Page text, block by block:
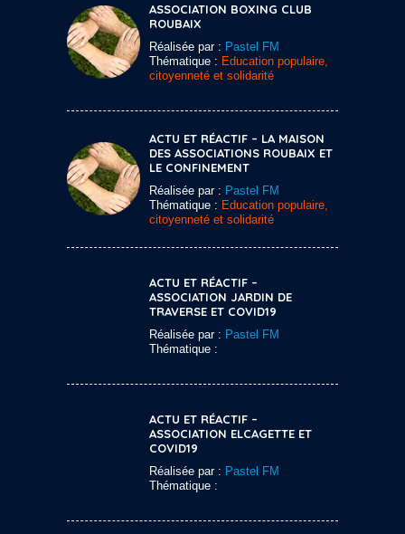
ASSOCIATION BOXING CLUB
ROUBAIX
Réalisée par : Pastel FM
Thématique : Education populaire,
citoyenneté et solidarité
ACTU ET RÉACTIF – LA MAISON
DES ASSOCIATIONS ROUBAIX ET
LE CONFINEMENT
Réalisée par : Pastel FM
Thématique : Education populaire,
citoyenneté et solidarité
ACTU ET RÉACTIF –
ASSOCIATION JARDIN DE
TRAVERSE ET COVID19
Réalisée par : Pastel FM
Thématique :
ACTU ET RÉACTIF –
ASSOCIATION ELCAGETTE ET
COVID19
Réalisée par : Pastel FM
Thématique :